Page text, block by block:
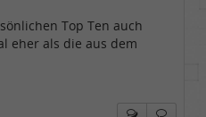
Top Ten auch
eher als die aus dem